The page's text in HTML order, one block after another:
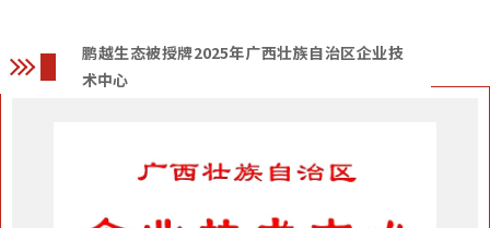
鹏越生态被授牌2025年广西壮族自治区企业技
术中心